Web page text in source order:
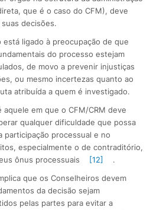
que é o caso do CFM), deve
decisões.
ligado à preocupação de que
do processo estejam
de movo a prevenir injustiças
ou mesmo incertezas quanto ao
atribuída a quem é investigado.
em que o CFM/CRM deve
qualquer dificuldade que possa
participação processual e no
especialmente o de contraditório,
ônus processuais
[12]
.
que os Conselheiros devem
da decisão sejam
pelas partes para evitar a